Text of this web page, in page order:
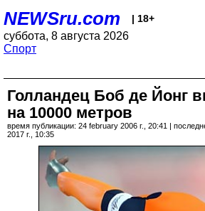
NEWSru.com | 18+
суббота, 8 августа 2026
Спорт
Голландец Боб де Йонг
на 10000 метров
время публикации: 24 february 2006 г., 20:41 |
2017 г., 10:35